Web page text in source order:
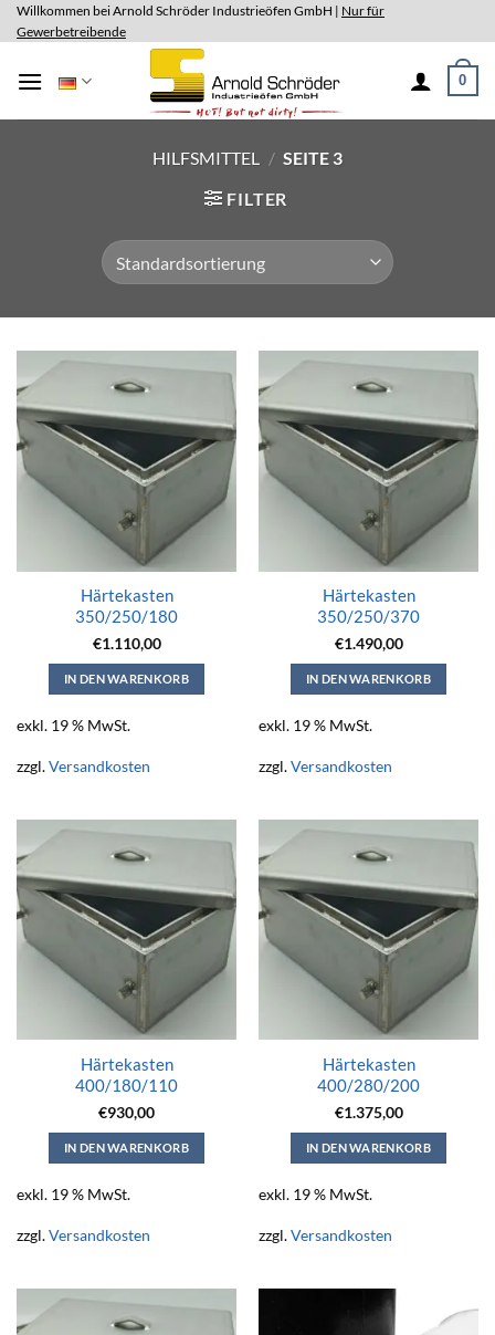
Skip
to
Willkommen bei Arnold Schröder Industrieöfen GmbH | Nur für
Gewerbetreibende
0
HILFSMITTEL / SEITE 3
FILTER
Härtekasten
350/250/180
€1.110,00
IN DEN WARENKORB
exkl. 19 % MwSt.
zzgl.Versandkosten
Härtekasten
350/250/370
€1.490,00
IN DEN WARENKORB
exkl. 19 % MwSt.
zzgl.Versandkosten
Härtekasten
400/180/110
€930,00
IN DEN WARENKORB
exkl. 19 % MwSt.
zzgl.Versandkosten
Härtekasten
400/280/200
€1.375,00
IN DEN WARENKORB
exkl. 19 % MwSt.
zzgl.Versandkosten